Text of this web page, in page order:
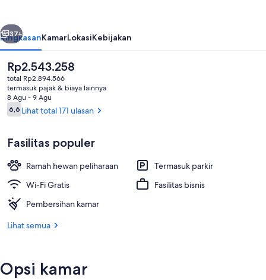
Suite Standar, Beberapa Tempat
Berikutnya
37+
RingkasanKamarLokasiKebijakan
Harga
saat
ini
Rp2.543.258
Rp2.543.258
total Rp2.894.566
termasuk pajak & biaya lainnya
8 Agu - 9 Agu
Ulasan
6,66,6 dari 10
Lihat total 171 ulasan
Fasilitas populer
Ramah hewan peliharaan
Termasuk parkir
Wi-Fi Gratis
Fasilitas bisnis
Pembersihan kamar
Lihat semua
Opsi kamar